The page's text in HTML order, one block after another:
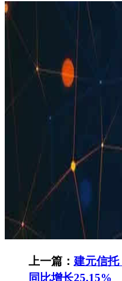
上一篇： 建元信托
同比增长25.15%